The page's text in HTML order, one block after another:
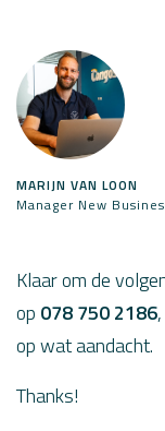
Klaar om de
op 078 750 2186
op wat aandacht.
Thanks!
MARIJN VAN LOON
Manager New